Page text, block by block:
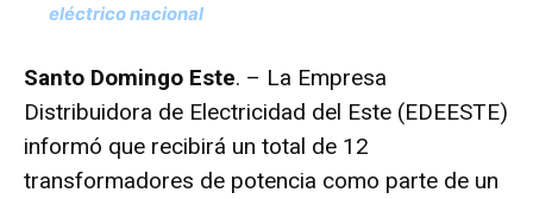
eléctrico nacional
Santo Domingo Este. – La Empresa
Distribuidora de Electricidad del Este (EDEESTE)
informó que recibirá un total de 12
transformadores de potencia como parte de un